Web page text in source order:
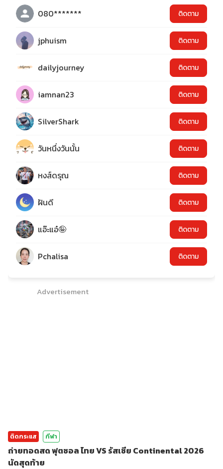
080******* ติดตาม
jphuism ติดตาม
dailyjourney ติดตาม
iamnan23 ติดตาม
SilverShark ติดตาม
วันหนึ่งวันนั้น ติดตาม
หงส์ดรุณ ติดตาม
ฝันดี ติดตาม
แอ๊ะแอ๋🤪 ติดตาม
Pchalisa ติดตาม
Advertisement
ติดกระแส กีฬา
ถ่ายทอดสด ฟุตซอล ไทย VS รัสเซีย Continental 2026
นัดสุดท้าย